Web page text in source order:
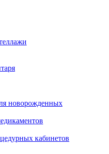
новорожденных
кабинетов